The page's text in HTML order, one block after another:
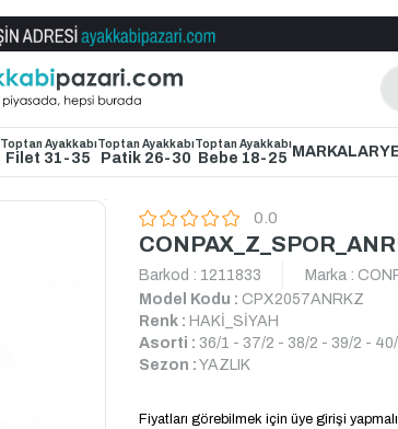
Toptan Ayakkabı
Filet 31-35
Toptan Ayakkabı
Patik 26-30
Toptan Ayakkabı
Bebe 18-25 MARKALAR
0.0
Barkod : 1211833 Marka :
Model Kodu : CPX2057ANRKZ
Renk : HAKİ_SİYAH
Asorti : 36/1 - 37/2 - 38/2 - 39/2 - 40/
Sezon : YAZLIK
Fiyatları görebilmek için üye girişi